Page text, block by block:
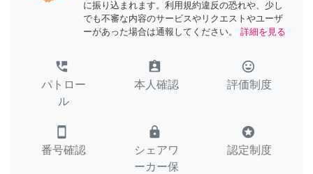
に振り込まれます。利用規約違反の恐れや、少し
でも不審な内容のサービスやリクエストやユーザ
ーがあった場合は通報してください。
詳細を見る
perm_phone_msg
パトロー
ル
assignment_ind
本人確認
tag_faces
評価制度
smartphone
番号確認
lock
シェアワ
ーカー保
stars
認定制度